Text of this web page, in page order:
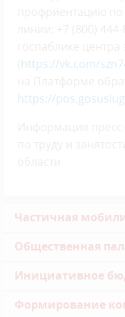
https://vk.com/
https://
Частичная
Общественная
Инициативное
Формирование